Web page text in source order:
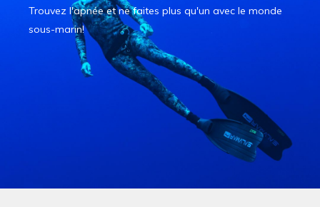
Trouvez l'apnée et ne faites plus qu'un avec le monde
sous-marin!